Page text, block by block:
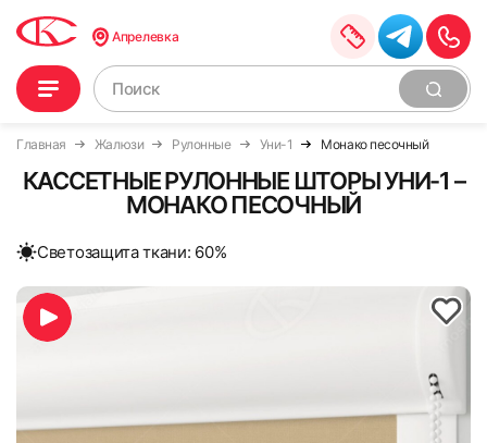
Апрелевка
Главная Жалюзи Рулонные Уни-1 Монако песочный
КАССЕТНЫЕ РУЛОННЫЕ ШТОРЫ УНИ-1 –
МОНАКО ПЕСОЧНЫЙ
Cветозащита ткани: 60%